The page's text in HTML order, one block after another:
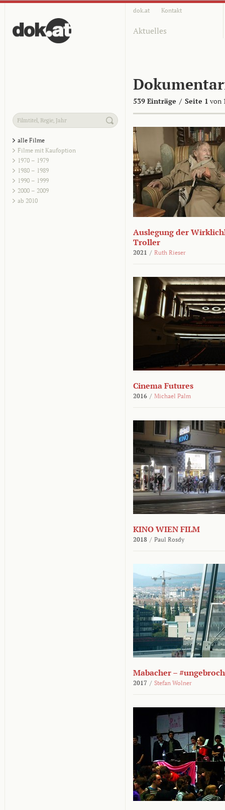
dok.at Kontakt
Aktuelles
539 Einträge / Seite 1 von
alle Filme
Filme mit Kaufoption
1970 – 1979
1980 – 1989
1990 – 1999
2000 – 2009
ab 2010
Auslegung der
Troller
2021 / Ruth Rieser
Cinema Futures
2016 / Michael Palm
KINO WIEN FILM
2018 / Paul Rosdy
Mabacher –
2017 / Stefan Wolner